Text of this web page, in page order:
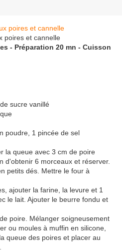
poires et cannelle
- Préparation 20 mn - Cuisson
sucre vanillé
poudre, 1 pincée de sel
la queue avec 3 cm de poire
d'obtenir 6 morceaux et réserver.
petits dés. Mettre le four à
ajouter la farine, la levure et 1
le lait. Ajouter le beurre fondu et
poire. Mélanger soigneusement
ou moules à muffin en silicone,
queue des poires et placer au